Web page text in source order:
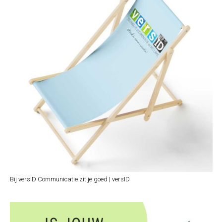
Bij versID Communicatie zit je goed | versID